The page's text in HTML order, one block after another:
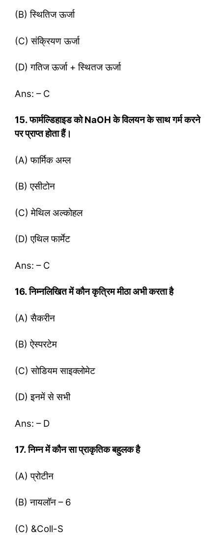
(B) स्थितिज ऊर्जा
(C) संक्रियण ऊर्जा
(D) गतिज ऊर्जा + स्थितज ऊर्जा
Ans: – C
15. फार्मल्डिहाइड को NaOH के विलयन के साथ गर्म करने
पर प्राप्त होता हैं।
(A) फार्मिक अम्ल
(B) एसीटोन
(C) मेथिल अल्कोहल
(D) एथिल फार्मेट
Ans: – C
16. निम्नलिखित में कौन कृत्रिम मीठा अभी करता है
(A) सैकरीन
(B) ऐस्परटेम
(C) सोडियम साइक्लोमेट
(D) इनमें से सभी
Ans: – D
17. निम्न में कौन सा प्राकृतिक बहुलक है
(A) प्रोटीन
(B) नायलॉन – 6
(C) &Coll-S